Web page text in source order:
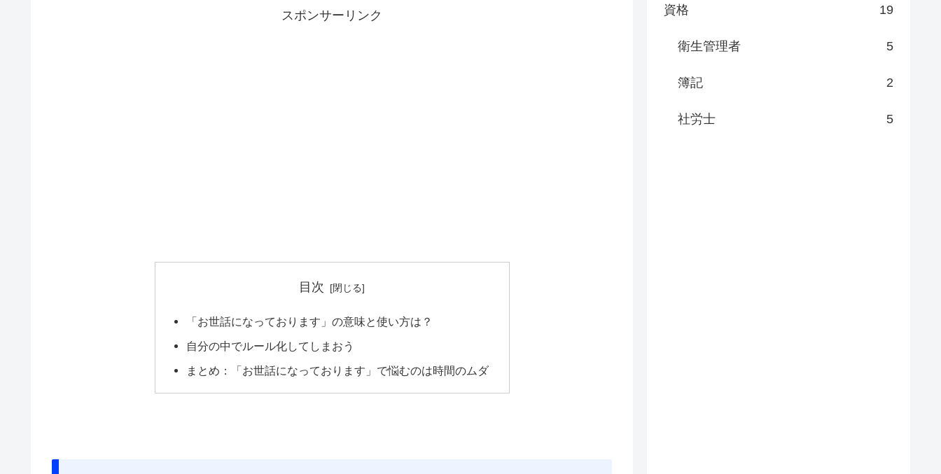
スポンサーリンク
目次
「お世話になっております」の意味と使い方は？
自分の中でルール化してしまおう
まとめ：「お世話になっております」で悩むのは時間のムダ
資格 19
衛生管理者 5
簿記 2
社労士 5